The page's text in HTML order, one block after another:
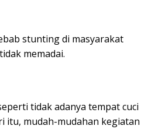
stunting di masyarakat
memadai.
tidak adanya tempat cuci
itu, mudah-mudahan kegiatan